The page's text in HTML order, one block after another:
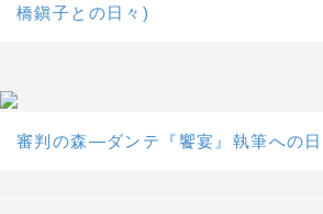
橋鎭子との日々)
審判の森―ダンテ『饗宴』執筆への